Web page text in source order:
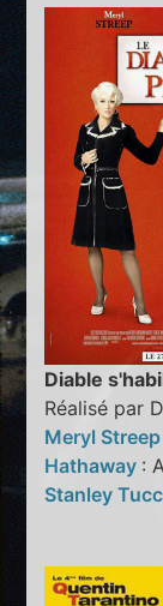
Diable
Réalisé par
Meryl Streep
Hathaway :
Stanley